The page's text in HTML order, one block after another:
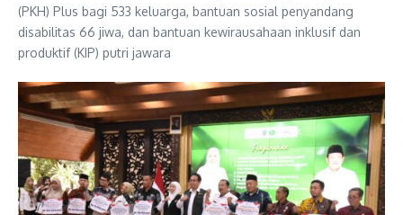
(PKH) Plus bagi 533 keluarga, bantuan sosial penyandang
disabilitas 66 jiwa, dan bantuan kewirausahaan inklusif dan
produktif (KIP) putri jawara